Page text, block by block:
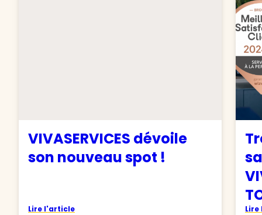
VIVASERVICES dévoile
son nouveau spot !
Lire l'article